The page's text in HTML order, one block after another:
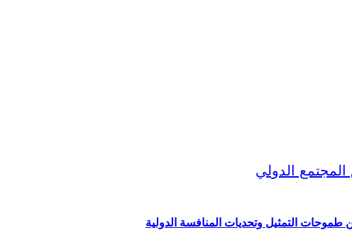
طموحات التمثيل وتحديات المنافسة الدولية